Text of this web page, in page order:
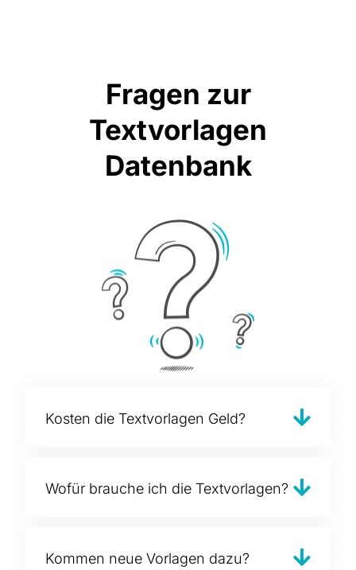
Fragen zur
Textvorlagen
Datenbank
Kosten die Textvorlagen Geld?
Wofür brauche ich die Textvorlagen?
Kommen neue Vorlagen dazu?